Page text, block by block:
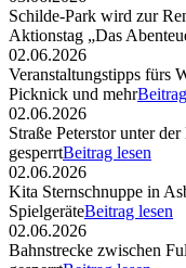
Schilde-Park wird zur
Aktionstag „Das
02.06.2026
Veranstaltungstipps fürs
Picknick und mehr
02.06.2026
Straße Peterstor unter
gesperrtBeitrag lesen
02.06.2026
Kita Sternschnuppe in
SpielgeräteBeitrag lesen
02.06.2026
Bahnstrecke zwischen